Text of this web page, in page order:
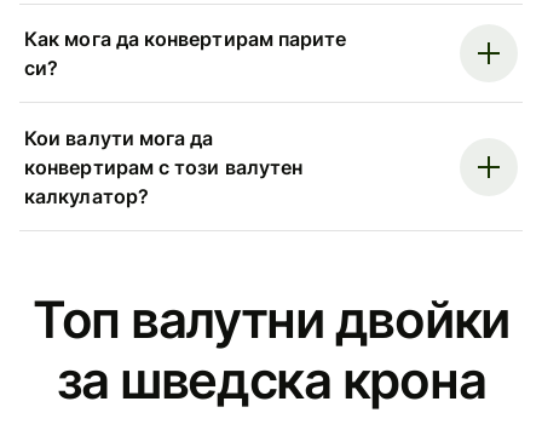
Как мога да конвертирам парите
си?
Кои валути мога да
конвертирам с този валутен
калкулатор?
Топ валутни двойки
за шведска крона